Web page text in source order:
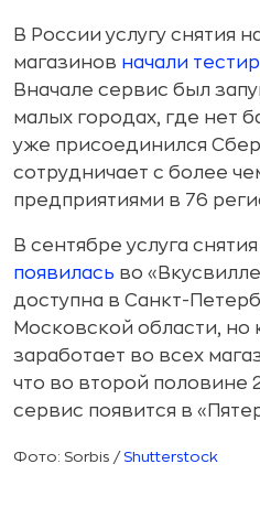
В России услугу снятия
магазинов начали
Вначале сервис был
малых городах, где нет
уже присоединился
сотрудничает с более
предприятиями в 76
В сентябре услуга
появилась во
доступна в Санкт-
Московской области, но
заработает во всех
что во второй половине
сервис появится в
Фото: Sorbis / Shutterstock